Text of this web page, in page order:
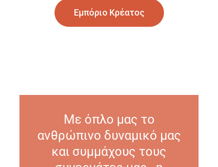
Εμπόριο Κρέατος
Με όπλο μας το
ανθρώπινο δυναμικό μας
και συμμάχους τους